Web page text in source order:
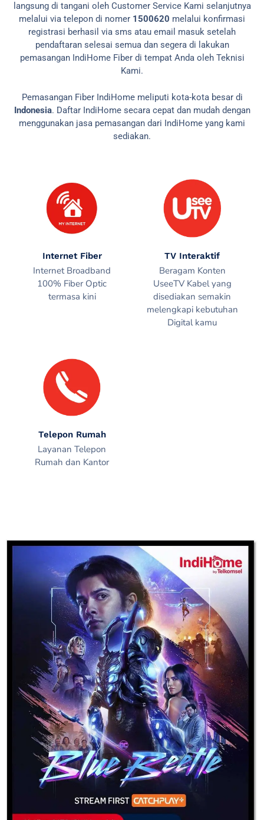
langsung di tangani oleh Customer Service Kami selanjutnya
melalui via telepon di nomer 1500620 melalui konfirmasi
registrasi berhasil via sms atau email masuk setelah
pendaftaran selesai semua dan segera di lakukan
pemasangan IndiHome Fiber di tempat Anda oleh Teknisi
Kami.
Pemasangan Fiber IndiHome meliputi kota-kota besar di
Indonesia. Daftar IndiHome secara cepat dan mudah dengan
menggunakan jasa pemasangan dari IndiHome yang kami
sediakan.
Internet Fiber
Internet Broadband
100% Fiber Optic
termasa kini
TV Interaktif
Beragam Konten
UseeTV Kabel yang
disediakan semakin
melengkapi kebutuhan
Digital kamu
Telepon Rumah
Layanan Telepon
Rumah dan Kantor